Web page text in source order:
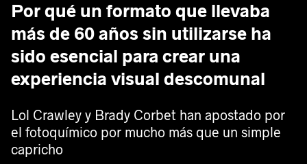
Por qué un formato que llevaba
más de 60 años sin utilizarse ha
sido esencial para crear una
experiencia visual descomunal
Lol Crawley y Brady Corbet han apostado por
el fotoquímico por mucho más que un simple
capricho